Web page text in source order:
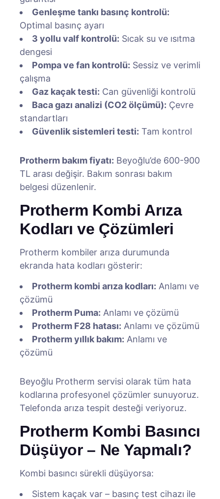
Genleşme tankı basınç kontrolü:
Optimal basınç ayarı
3 yollu valf kontrolü: Sıcak su ve ısıtma
dengesi
Pompa ve fan kontrolü: Sessiz ve verimli
çalışma
Gaz kaçak testi: Can güvenliği kontrolü
Baca gazı analizi (CO2 ölçümü): Çevre
standartları
Güvenlik sistemleri testi: Tam kontrol
Protherm bakım fiyatı: Beyoğlu’de 600-900
TL arası değişir. Bakım sonrası bakım
belgesi düzenlenir.
Protherm Kombi Arıza
Kodları ve Çözümleri
Protherm kombiler arıza durumunda
ekranda hata kodları gösterir:
Protherm kombi arıza kodları: Anlamı ve
çözümü
Protherm Puma: Anlamı ve çözümü
Protherm F28 hatası: Anlamı ve çözümü
Protherm yıllık bakım: Anlamı ve
çözümü
Beyoğlu Protherm servisi olarak tüm hata
kodlarına profesyonel çözümler sunuyoruz.
Telefonda arıza tespit desteği veriyoruz.
Protherm Kombi Basıncı
Düşüyor – Ne Yapmalı?
Kombi basıncı sürekli düşüyorsa:
Sistem kaçak var – basınç test cihazı ile